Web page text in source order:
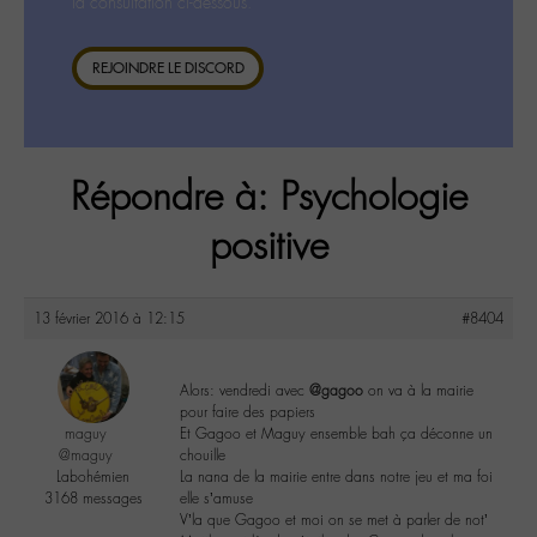
REJOINDRE LE DISCORD
Répondre à: Psychologie
positive
13 février 2016 à 12:15 #8404
maguy
@maguy
Labohémien
3168 messages
Alors: vendredi avec @gagoo on va à la mairie
pour faire des papiers
Et Gagoo et Maguy ensemble bah ça déconne un
chouille
La nana de la mairie entre dans notre jeu et ma foi
elle s’amuse
V’la que Gagoo et moi on se met à parler de not’